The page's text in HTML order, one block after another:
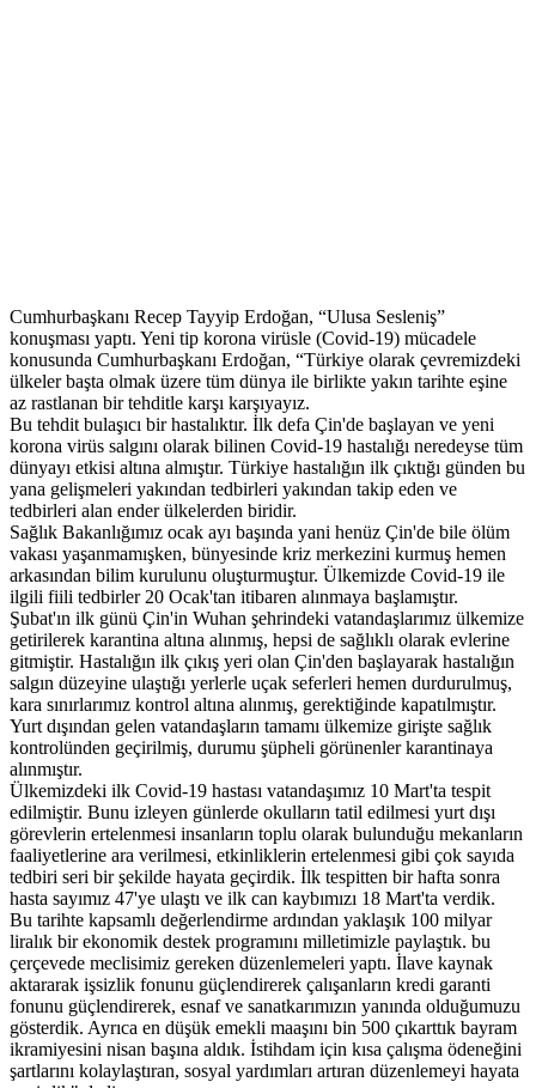
Cumhurbaşkanı Recep Tayyip Erdoğan, “Ulusa Sesleniş”
konuşması yaptı. Yeni tip korona virüsle (Covid-19) mücadele
konusunda Cumhurbaşkanı Erdoğan, “Türkiye olarak çevremizdeki
ülkeler başta olmak üzere tüm dünya ile birlikte yakın tarihte eşine
az rastlanan bir tehditle karşı karşıyayız.
Bu tehdit bulaşıcı bir hastalıktır. İlk defa Çin'de başlayan ve yeni
korona virüs salgını olarak bilinen Covid-19 hastalığı neredeyse tüm
dünyayı etkisi altına almıştır. Türkiye hastalığın ilk çıktığı günden bu
yana gelişmeleri yakından tedbirleri yakından takip eden ve
tedbirleri alan ender ülkelerden biridir.
Sağlık Bakanlığımız ocak ayı başında yani henüz Çin'de bile ölüm
vakası yaşanmamışken, bünyesinde kriz merkezini kurmuş hemen
arkasından bilim kurulunu oluşturmuştur. Ülkemizde Covid-19 ile
ilgili fiili tedbirler 20 Ocak'tan itibaren alınmaya başlamıştır.
Şubat'ın ilk günü Çin'in Wuhan şehrindeki vatandaşlarımız ülkemize
getirilerek karantina altına alınmış, hepsi de sağlıklı olarak evlerine
gitmiştir. Hastalığın ilk çıkış yeri olan Çin'den başlayarak hastalığın
salgın düzeyine ulaştığı yerlerle uçak seferleri hemen durdurulmuş,
kara sınırlarımız kontrol altına alınmış, gerektiğinde kapatılmıştır.
Yurt dışından gelen vatandaşların tamamı ülkemize girişte sağlık
kontrolünden geçirilmiş, durumu şüpheli görünenler karantinaya
alınmıştır.
Ülkemizdeki ilk Covid-19 hastası vatandaşımız 10 Mart'ta tespit
edilmiştir. Bunu izleyen günlerde okulların tatil edilmesi yurt dışı
görevlerin ertelenmesi insanların toplu olarak bulunduğu mekanların
faaliyetlerine ara verilmesi, etkinliklerin ertelenmesi gibi çok sayıda
tedbiri seri bir şekilde hayata geçirdik. İlk tespitten bir hafta sonra
hasta sayımız 47'ye ulaştı ve ilk can kaybımızı 18 Mart'ta verdik.
Bu tarihte kapsamlı değerlendirme ardından yaklaşık 100 milyar
liralık bir ekonomik destek programını milletimizle paylaştık. bu
çerçevede meclisimiz gereken düzenlemeleri yaptı. İlave kaynak
aktararak işsizlik fonunu güçlendirerek çalışanların kredi garanti
fonunu güçlendirerek, esnaf ve sanatkarımızın yanında olduğumuzu
gösterdik. Ayrıca en düşük emekli maaşını bin 500 çıkarttık bayram
ikramiyesini nisan başına aldık. İstihdam için kısa çalışma ödeneğini
şartlarını kolaylaştıran, sosyal yardımları artıran düzenlemeyi hayata